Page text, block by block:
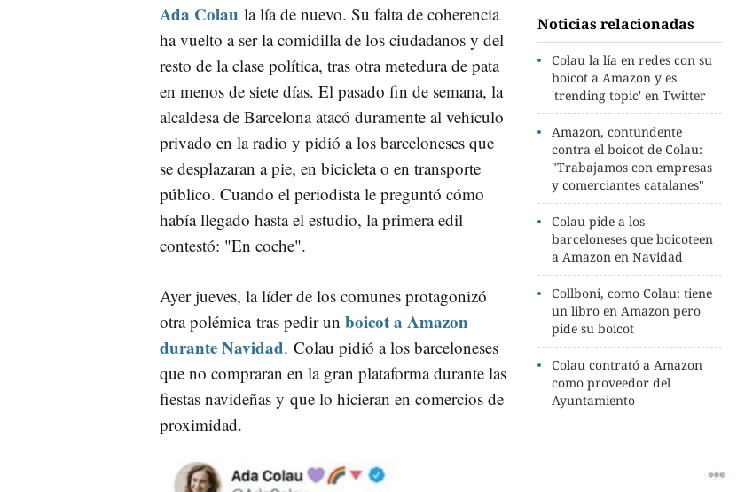
Noticias relacionadas
Colau la lía en redes con su
boicot a Amazon y es
'trending topic' en Twitter
Amazon, contundente
contra el boicot de Colau:
"Trabajamos con empresas
y comerciantes catalanes"
Colau pide a los
barceloneses que boicoteen
a Amazon en Navidad
Collboni, como Colau: tiene
un libro en Amazon pero
pide su boicot
Colau contrató a Amazon
como proveedor del
Ayuntamiento
Ada Colau la lía de nuevo. Su falta de coherencia
ha vuelto a ser la comidilla de los ciudadanos y del
resto de la clase política, tras otra metedura de pata
en menos de siete días. El pasado fin de semana, la
alcaldesa de Barcelona atacó duramente al vehículo
privado en la radio y pidió a los barceloneses que
se desplazaran a pie, en bicicleta o en transporte
público. Cuando el periodista le preguntó cómo
había llegado hasta el estudio, la primera edil
contestó: "En coche".
Ayer jueves, la líder de los comunes protagonizó
otra polémica tras pedir un boicot a Amazon
durante Navidad. Colau pidió a los barceloneses
que no compraran en la gran plataforma durante las
fiestas navideñas y que lo hicieran en comercios de
proximidad.